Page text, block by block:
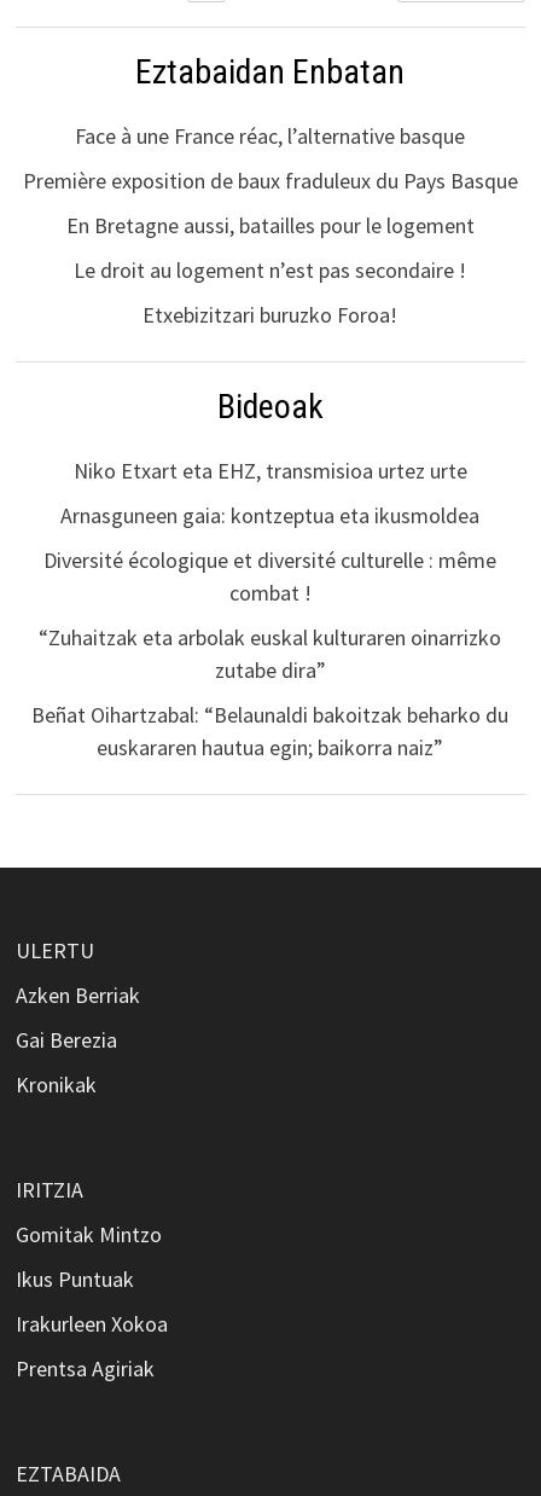
Eztabaidan Enbatan
Face à une France réac, l’alternative basque
Première exposition de baux fraduleux du Pays Basque
En Bretagne aussi, batailles pour le logement
Le droit au logement n’est pas secondaire !
Etxebizitzari buruzko Foroa!
Bideoak
Niko Etxart eta EHZ, transmisioa urtez urte
Arnasguneen gaia: kontzeptua eta ikusmoldea
Diversité écologique et diversité culturelle : même
combat !
“Zuhaitzak eta arbolak euskal kulturaren oinarrizko
zutabe dira”
Beñat Oihartzabal: “Belaunaldi bakoitzak beharko du
euskararen hautua egin; baikorra naiz”
ULERTU
Azken Berriak
Gai Berezia
Kronikak
IRITZIA
Gomitak Mintzo
Ikus Puntuak
Irakurleen Xokoa
Prentsa Agiriak
EZTABAIDA